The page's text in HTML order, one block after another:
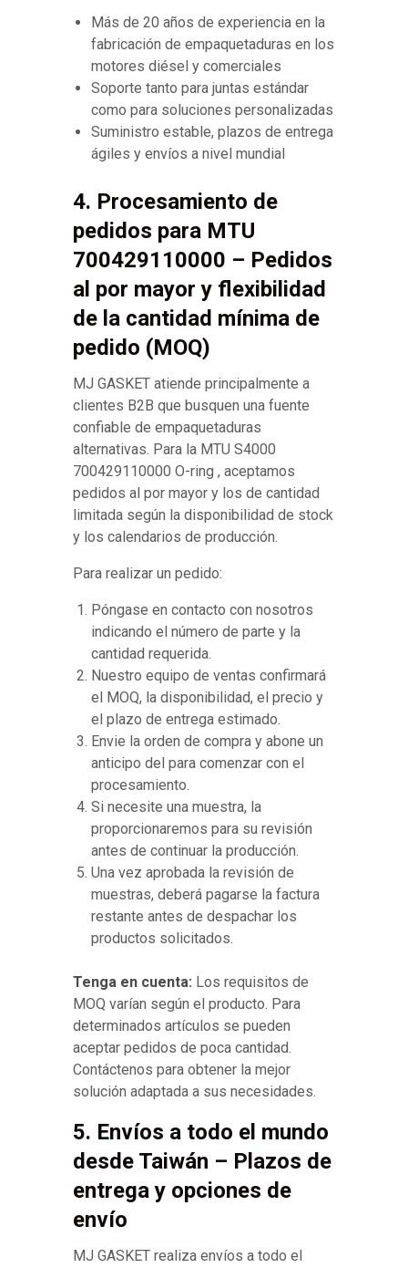
Más de 20 años de experiencia en la
fabricación de empaquetaduras en los
motores diésel y comerciales
Soporte tanto para juntas estándar
como para soluciones personalizadas
Suministro estable, plazos de entrega
ágiles y envíos a nivel mundial
4. Procesamiento de
pedidos para MTU
700429110000 – Pedidos
al por mayor y flexibilidad
de la cantidad mínima de
pedido (MOQ)
MJ GASKET atiende principalmente a
clientes B2B que busquen una fuente
confiable de empaquetaduras
alternativas. Para la MTU S4000
700429110000 O-ring , aceptamos
pedidos al por mayor y los de cantidad
limitada según la disponibilidad de stock
y los calendarios de producción.
Para realizar un pedido:
Póngase en contacto con nosotros
indicando el número de parte y la
cantidad requerida.
Nuestro equipo de ventas confirmará
el MOQ, la disponibilidad, el precio y
el plazo de entrega estimado.
Envie la orden de compra y abone un
anticipo del para comenzar con el
procesamiento.
Si necesite una muestra, la
proporcionaremos para su revisión
antes de continuar la producción.
Una vez aprobada la revisión de
muestras, deberá pagarse la factura
restante antes de despachar los
productos solicitados.
Tenga en cuenta: Los requisitos de
MOQ varían según el producto. Para
determinados artículos se pueden
aceptar pedidos de poca cantidad.
Contáctenos para obtener la mejor
solución adaptada a sus necesidades.
5. Envíos a todo el mundo
desde Taiwán – Plazos de
entrega y opciones de
envío
MJ GASKET realiza envíos a todo el